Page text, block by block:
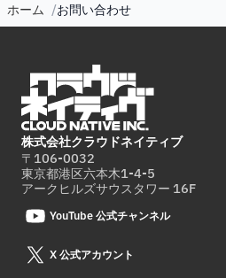
ホーム お問い合わせ
株式会社クラウドネイティブ
〒106-0032
東京都港区六本木1-4-5
アークヒルズサウスタワー 16F
YouTube 公式チャンネル
X 公式アカウント